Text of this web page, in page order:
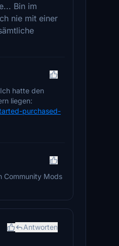
Bin im
nie mit einer
hatte den
liegen:
purchased-
Community Mods
Antworten